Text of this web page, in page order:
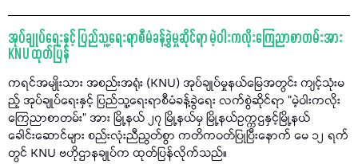
အုပ်ချုပ်ရေးနှင့် ပြည်သူ့ရေးရာစီမံခန့်ခွဲမှုဆိုင်ရာ မဲ့ဝါးကလိုးကြေညာစာတမ်းအား
KNU ထုတ်ပြန်
ကရင်အမျိုးသား အစည်းအရုံး (KNU) အုပ်ချုပ်မှုနယ်မြေအတွင်း ကျင့်သုံးမ
ည့် အုပ်ချုပ်ရေးနှင့် ပြည်သူ့ရေးရာစီမံခန့်ခွဲရေး လက်စွဲဆိုင်ရာ "မဲ့ဝါးကလိုး
ကြေညာစာတမ်း" အား မြို့နယ် ၂၇ မြို့နယ်မှ မြို့နယ်ဥက္ကဌနှင့်မြို့နယ်
ခေါင်းဆောင်များ စည်းလုံးညီညွတ်စွာ ကတိကဝတ်ပြုပြီးနောက် မေ ၁၂ ရက်
တွင် KNU ဗဟိုဌာနချုပ်က ထုတ်ပြန်လိုက်သည်။